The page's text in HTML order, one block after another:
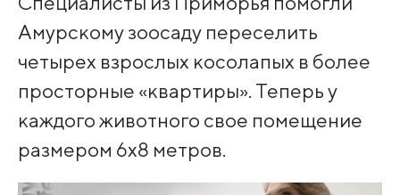
Амурскому зоосаду переселить
четырех взрослых косолапых в более
просторные «квартиры». Теперь у
каждого животного свое помещение
размером 6х8 метров.